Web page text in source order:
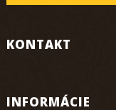
KONTAKT
INFORMÁCIE